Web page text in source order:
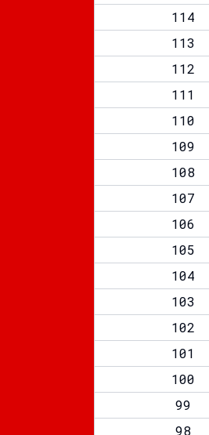
114
113
112
111
110
109
108
107
106
105
104
103
102
101
100
99
98